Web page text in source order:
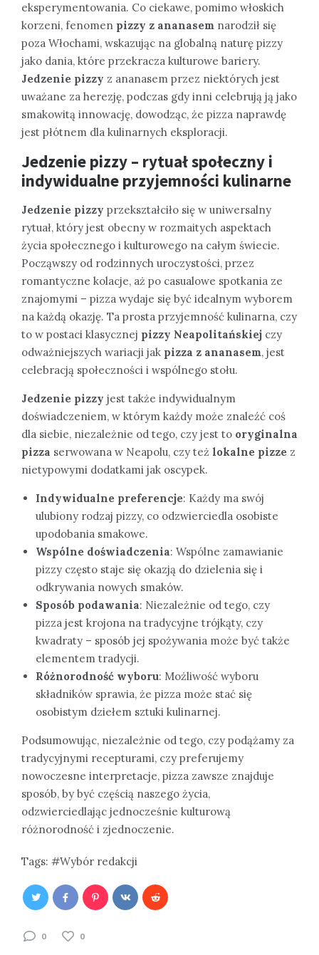
eksperymentowania. Co ciekawe, pomimo włoskich
korzeni, fenomen pizzy z ananasem narodził się
poza Włochami, wskazując na globalną naturę pizzy
jako dania, które przekracza kulturowe bariery.
Jedzenie pizzy z ananasem przez niektórych jest
uważane za herezję, podczas gdy inni celebrują ją jako
smakowitą innowację, dowodząc, że pizza naprawdę
jest płótnem dla kulinarnych eksploracji.
Jedzenie pizzy – rytuał społeczny i
indywidualne przyjemności kulinarne
Jedzenie pizzy przekształciło się w uniwersalny
rytuał, który jest obecny w rozmaitych aspektach
życia społecznego i kulturowego na całym świecie.
Począwszy od rodzinnych uroczystości, przez
romantyczne kolacje, aż po casualowe spotkania ze
znajomymi – pizza wydaje się być idealnym wyborem
na każdą okazję. Ta prosta przyjemność kulinarna, czy
to w postaci klasycznej pizzy Neapolitańskiej czy
odważniejszych wariacji jak pizza z ananasem, jest
celebracją społeczności i wspólnego stołu.
Jedzenie pizzy jest także indywidualnym
doświadczeniem, w którym każdy może znaleźć coś
dla siebie, niezależnie od tego, czy jest to oryginalna
pizza serwowana w Neapolu, czy też lokalne pizze z
nietypowymi dodatkami jak oscypek.
Indywidualne preferencje: Każdy ma swój
ulubiony rodzaj pizzy, co odzwierciedla osobiste
upodobania smakowe.
Wspólne doświadczenia: Wspólne zamawianie
pizzy często staje się okazją do dzielenia się i
odkrywania nowych smaków.
Sposób podawania: Niezależnie od tego, czy
pizza jest krojona na tradycyjne trójkąty, czy
kwadraty – sposób jej spożywania może być także
elementem tradycji.
Różnorodność wyboru: Możliwość wyboru
składników sprawia, że pizza może stać się
osobistym dziełem sztuki kulinarnej.
Podsumowując, niezależnie od tego, czy podążamy za
tradycyjnymi recepturami, czy preferujemy
nowoczesne interpretacje, pizza zawsze znajduje
sposób, by być częścią naszego życia,
odzwierciedlając jednocześnie kulturową
różnorodność i zjednoczenie.
Tags: Wybór redakcji
0 0